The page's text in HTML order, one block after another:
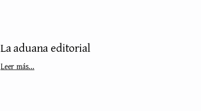
La aduana editorial
Leer más...